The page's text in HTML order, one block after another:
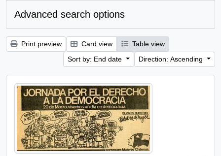
Advanced search options
Print preview Card view
Table view
Sort by: End date
Direction: Ascending